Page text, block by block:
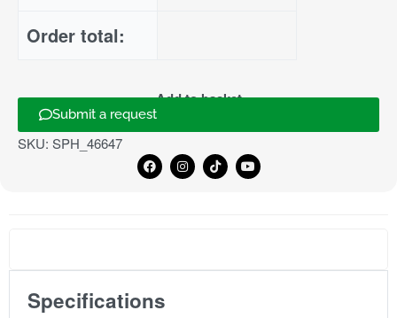
Order total:
Add to basket
Submit a request
SKU: SPH_46647
Specifications